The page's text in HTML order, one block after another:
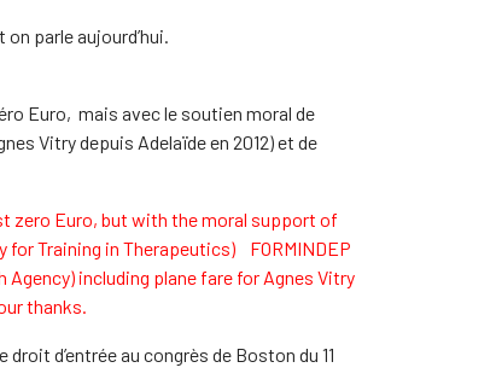
parle aujourd’hui.
Euro, mais avec le soutien moral de
Vitry depuis Adelaïde en 2012) et de
zero Euro, but with the moral support of
for Training in Therapeutics) FORMINDEP
including plane fare for Agnes Vitry
thanks.
d’entrée au congrès de Boston du 11